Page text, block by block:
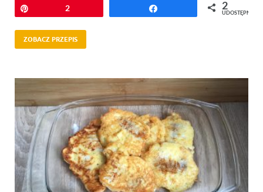
Przypnij2 2
UDOSTĘPNIEŃ
ZOBACZ PRZEPIS